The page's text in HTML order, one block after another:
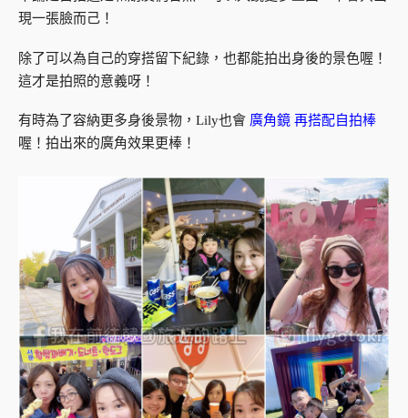
現一張臉而己！
除了可以為自己的穿搭留下紀錄，也都能拍出身後的景色喔！
這才是拍照的意義呀！
有時為了容納更多身後景物，Lily也會 廣角鏡 再搭配自拍棒
喔！拍出來的廣角效果更棒！